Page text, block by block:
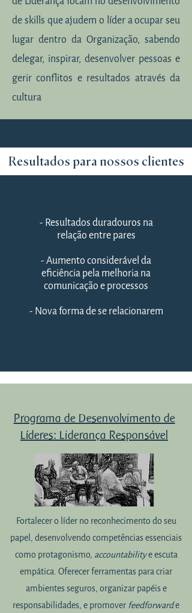
de skills que ajudem o líder a ocupar seu
lugar dentro da Organização, sabendo
delegar, inspirar, desenvolver pessoas e
gerir conflitos e resultados através da
cultura
Resultados para nossos clientes
- Resultados duradouros na
relação entre pares
- Aumento considerável da
eficiência pela melhoria na
comunicação e processos
- Nova forma de se relacionarem
Programa de Desenvolvimento de
Líderes: Liderança Responsável
Fortalecer o líder no reconhecimento do seu
papel, desenvolvendo competências essenciais
como protagonismo, accountabilitye escuta
empática. Oferecer ferramentas para criar
ambientes seguros, organizar papéis e
responsabilidades, e promover feedforwarde